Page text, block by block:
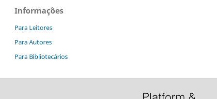
Informações
Para Leitores
Para Autores
Para Bibliotecários